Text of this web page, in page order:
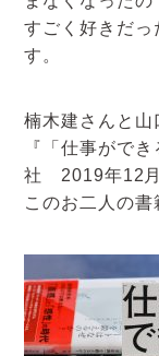
すごく好きだっ
す。
楠木建さんと山
『「仕事がで
社 2019年12月
このお二人の書